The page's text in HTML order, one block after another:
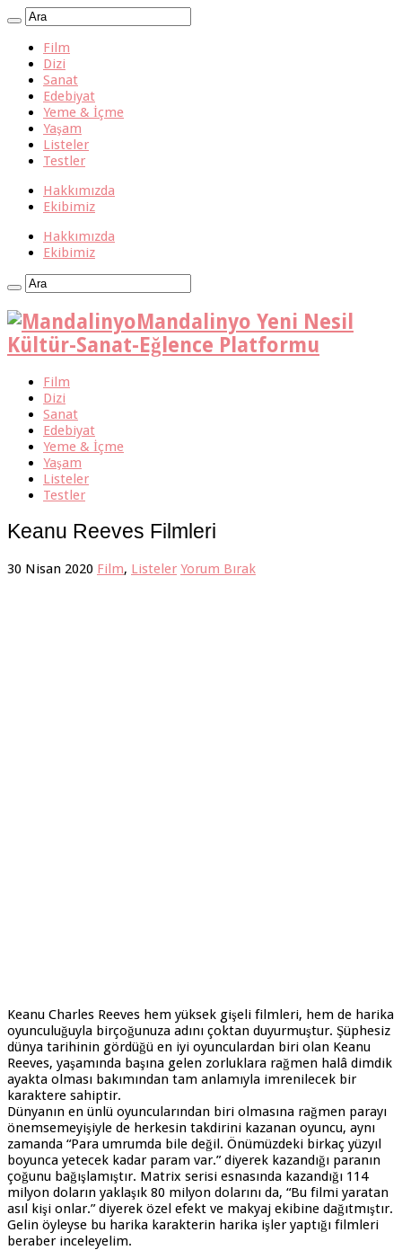
Film
Dizi
Sanat
Edebiyat
Yeme & İçme
Yaşam
Listeler
Testler
Hakkımızda
Ekibimiz
Hakkımızda
Ekibimiz
Mandalinyo Yeni Nesil
Kültür-Sanat-Eğlence Platformu
Film
Dizi
Sanat
Edebiyat
Yeme & İçme
Yaşam
Listeler
Testler
Keanu Reeves Filmleri
30 Nisan 2020 Film, Listeler Yorum Bırak
Keanu Charles Reeves hem yüksek gişeli filmleri, hem de harika
oyunculuğuyla birçoğunuza adını çoktan duyurmuştur. Şüphesiz
dünya tarihinin gördüğü en iyi oyunculardan biri olan Keanu
Reeves, yaşamında başına gelen zorluklara rağmen halâ dimdik
ayakta olması bakımından tam anlamıyla imrenilecek bir
karaktere sahiptir.
Dünyanın en ünlü oyuncularından biri olmasına rağmen parayı
önemsemeyişiyle de herkesin takdirini kazanan oyuncu, aynı
zamanda “Para umrumda bile değil. Önümüzdeki birkaç yüzyıl
boyunca yetecek kadar param var.” diyerek kazandığı paranın
çoğunu bağışlamıştır. Matrix serisi esnasında kazandığı 114
milyon doların yaklaşık 80 milyon dolarını da, “Bu filmi yaratan
asıl kişi onlar.” diyerek özel efekt ve makyaj ekibine dağıtmıştır.
Gelin öyleyse bu harika karakterin harika işler yaptığı filmleri
beraber inceleyelim.